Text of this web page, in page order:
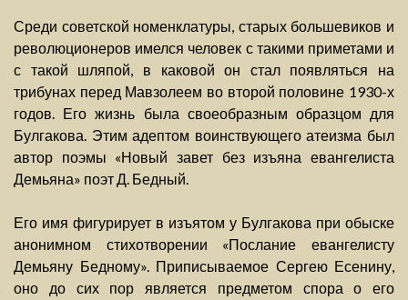
Среди советской номенклатуры, старых большевиков и
революционеров имелся человек с такими приметами и
с такой шляпой, в каковой он стал появляться на
трибунах перед Мавзолеем во второй половине 1930-х
годов. Его жизнь была своеобразным образцом для
Булгакова. Этим адептом воинствующего атеизма был
автор поэмы «Новый завет без изъяна евангелиста
Демьяна» поэт Д. Бедный.
Его имя фигурирует в изъятом у Булгакова при обыске
анонимном стихотворении «Послание евангелисту
Демьяну Бедному». Приписываемое Сергею Есенину,
оно до сих пор является предметом спора о его